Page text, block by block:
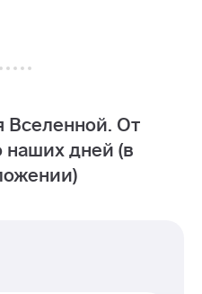
Вселенной. От
наших дней (в